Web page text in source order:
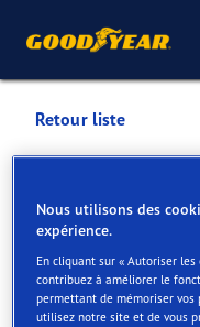
Retour liste
CHARLES
Services disponibles
Nous utilisons des
expérience.
En cliquant sur « Autoriser
contribuez à améliorer le
permettant de mémoriser vos
utilisez notre site et de vous